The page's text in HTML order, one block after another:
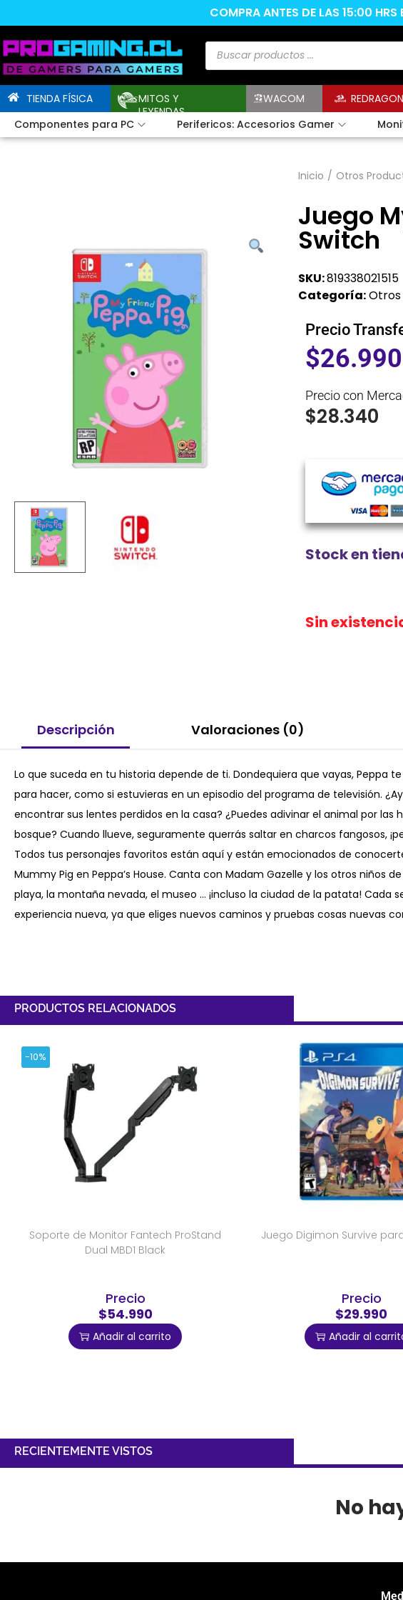
COMPRA ANTES DE LAS 15:00 HRS
TIENDA FÍSICA
MITOS Y
LEYENDAS
WACOM REDRAGON
Componentes para PC
Perifericos: Accesorios Gamer
Inicio / Otros
Juego
Switch
SKU:819338021515
Categoría:Otros
Precio
$26.990
Precio con
$28.340
Stock en
Sin
Descripción Valoraciones (0)
Lo que suceda en tu historia depende de ti. Dondequiera que vayas, Peppa
para hacer, como si estuvieras en un episodio del programa de televisión.
encontrar sus lentes perdidos en la casa? ¿Puedes adivinar el animal por las
bosque? Cuando llueve, seguramente querrás saltar en charcos fangosos,
Todos tus personajes favoritos están aquí y están emocionados de
Mummy Pig en Peppa’s House. Canta con Madam Gazelle y los otros niños de
playa, la montaña nevada, el museo … ¡incluso la ciudad de la patata! Cada
experiencia nueva, ya que eliges nuevos caminos y pruebas cosas nuevas
PRODUCTOS RELACIONADOS
-10%
Soporte de Monitor Fantech ProStand
Dual MBD1 Black
Precio
$54.990
Añadir al carrito
Juego Digimon Survive
Precio
$29.990
Añadir al
RECIENTEMENTE VISTOS
No